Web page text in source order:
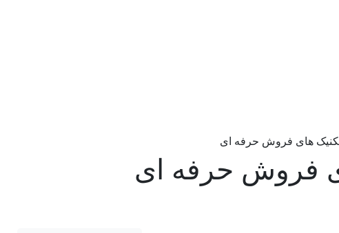
تکنیک های فروش حرفه ای
فروش حرفه ای